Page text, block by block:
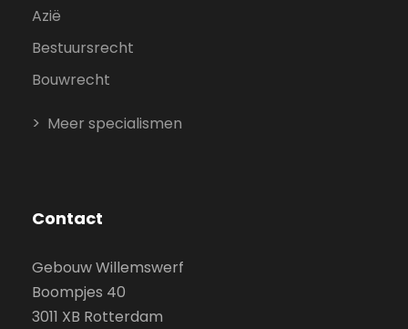
Azië
Bestuursrecht
Bouwrecht
Meer specialismen
Contact
Gebouw Willemswerf
Boompjes 40
3011 XB Rotterdam